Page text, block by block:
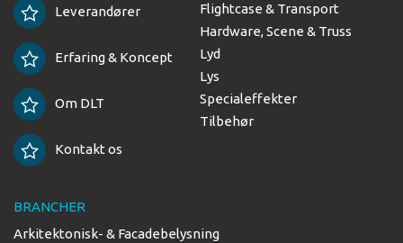
Leverandører
Erfaring & Koncept
Om DLT
Kontakt os
Flightcase & Transport
Hardware, Scene & Truss
Lyd
Lys
Specialeffekter
Tilbehør
BRANCHER
Arkitektonisk- & Facadebelysning